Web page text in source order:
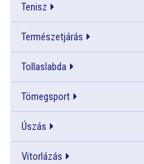
Tenisz
Természetjárás
Tollaslabda
Tömegsport
Úszás
Vitorlázás